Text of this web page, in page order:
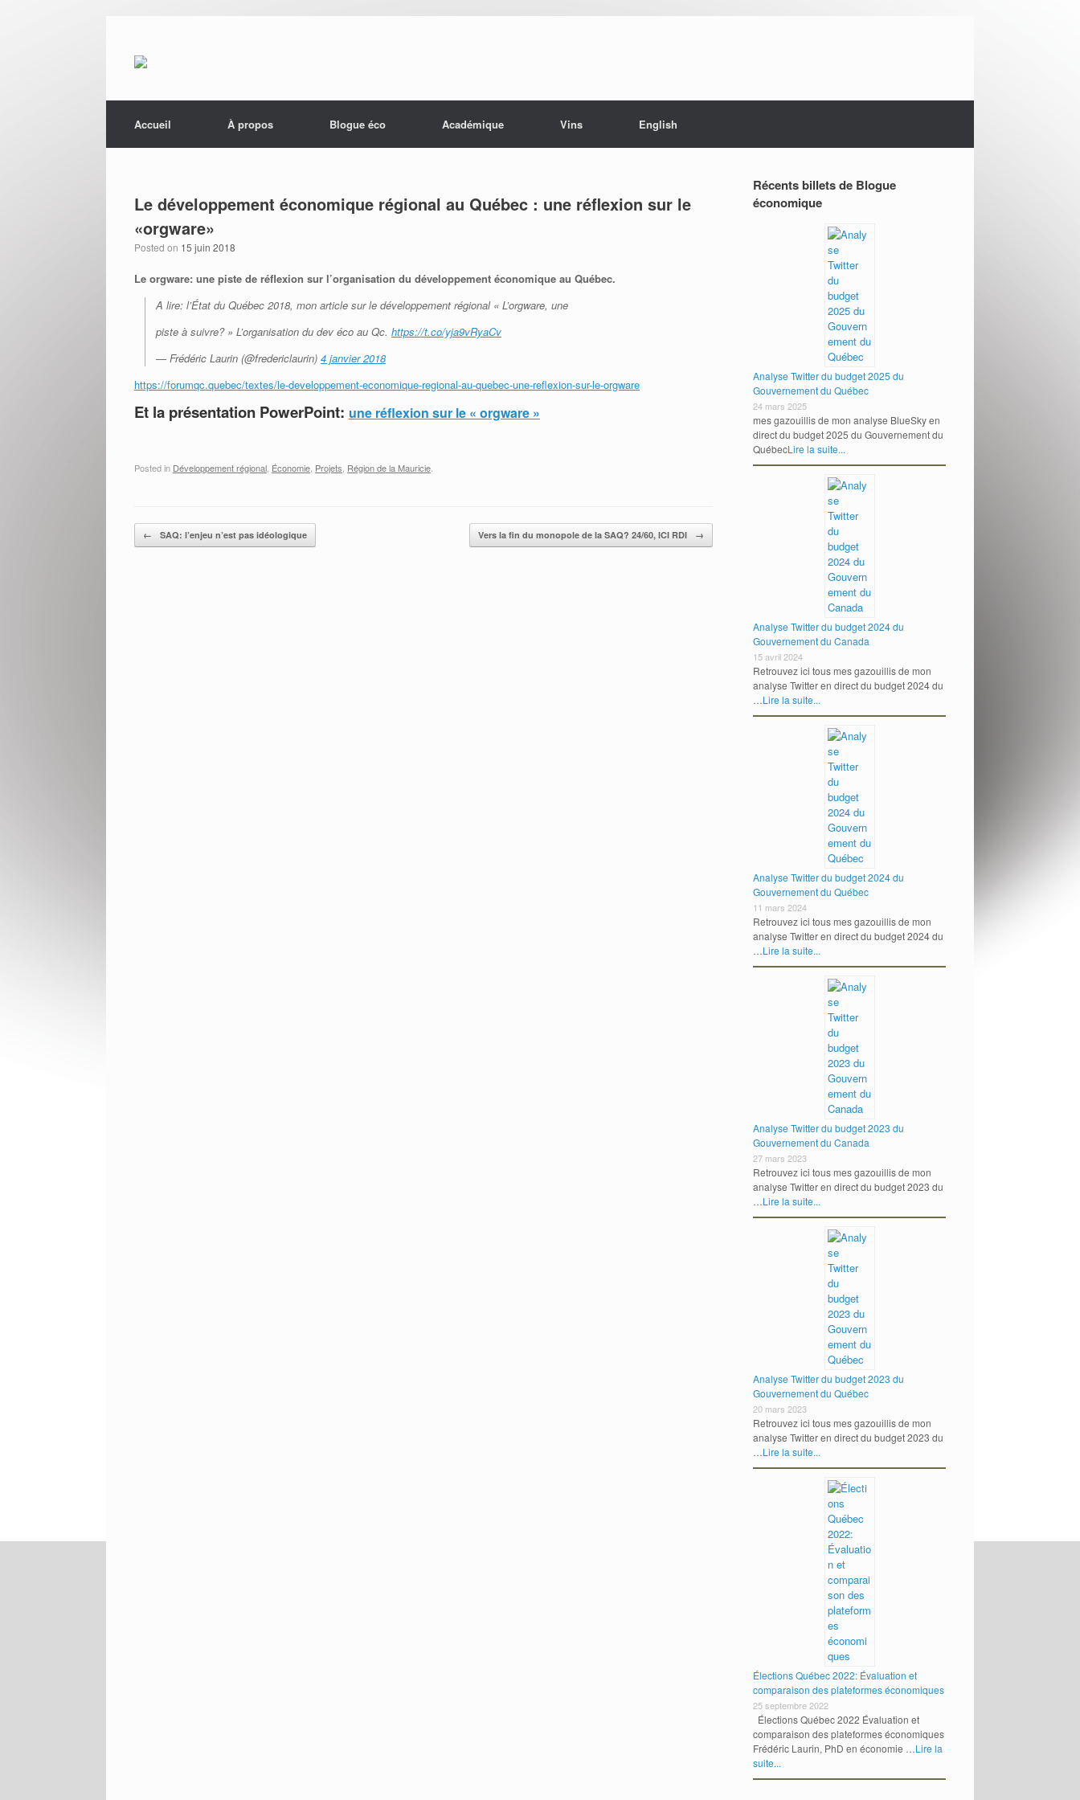
Accueil
À propos Blogue éco Académique Vins English
Le développement économique régional au Québec : une réflexion sur le
«orgware»
Posted on 15 juin 2018
Le orgware: une piste de réflexion sur l’organisation du développement économique au Québec.
A lire: l’État du Québec 2018, mon article sur le développement régional « L’orgware, une
piste à suivre? » L’organisation du dev éco au Qc. https://t.co/yja9vRyaCv
— Frédéric Laurin (@fredericlaurin) 4 janvier 2018
https://forumqc.quebec/textes/le-developpement-economique-regional-au-quebec-une-reflexion-sur-le-orgware
Et la présentation PowerPoint: une réflexion sur le « orgware »
Posted in Développement régional Économie Projets Région de la Mauricie
Post navigation
← SAQ: l’enjeu n’est pas idéologique Vers la fin du monopole de la SAQ? 24/60, ICI RDI →
Récents billets de Blogue
économique
Analyse Twitter du budget 2025 du
Gouvernement du Québec
24 mars 2025
mes gazouillis de mon analyse BlueSky en
direct du budget 2025 du Gouvernement du
QuébecLire la suite...
Analyse Twitter du budget 2024 du
Gouvernement du Canada
15 avril 2024
Retrouvez ici tous mes gazouillis de mon
analyse Twitter en direct du budget 2024 du
…Lire la suite...
Analyse Twitter du budget 2024 du
Gouvernement du Québec
11 mars 2024
Retrouvez ici tous mes gazouillis de mon
analyse Twitter en direct du budget 2024 du
…Lire la suite...
Analyse Twitter du budget 2023 du
Gouvernement du Canada
27 mars 2023
Retrouvez ici tous mes gazouillis de mon
analyse Twitter en direct du budget 2023 du
…Lire la suite...
Analyse Twitter du budget 2023 du
Gouvernement du Québec
20 mars 2023
Retrouvez ici tous mes gazouillis de mon
analyse Twitter en direct du budget 2023 du
…Lire la suite...
Élections Québec 2022: Évaluation et
comparaison des plateformes économiques
25 septembre 2022
Élections Québec 2022 Évaluation et
comparaison des plateformes économiques
Frédéric Laurin, PhD en économie …Lire la
suite...